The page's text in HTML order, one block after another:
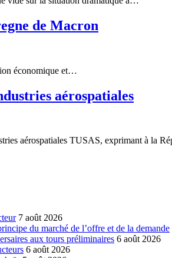
de Macron
économique et…
aérospatiales
aérospatiales TUSAS, exprimant à la
7 août 2026
du marché de l’offre et de la demande
aux tours préliminaires 6 août 2026
6 août 2026